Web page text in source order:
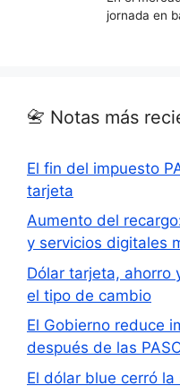
📇 Notas más
El fin del impuesto
tarjeta
Aumento del
y servicios digitales
Dólar tarjeta, ahorro
el tipo de cambio
El Gobierno reduce
después de las
El dólar blue cerró